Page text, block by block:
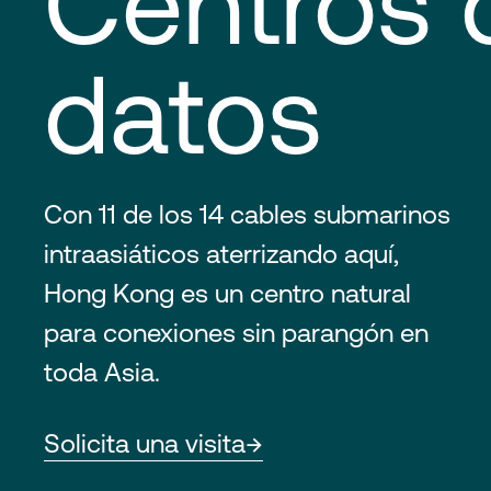
datos
Con 11 de los 14 cables submarinos
intraasiáticos aterrizando aquí,
Hong Kong es un centro natural
para conexiones sin parangón en
toda Asia.
Solicita una visita